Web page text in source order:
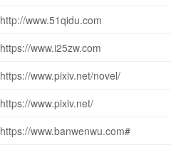
http://www.51qidu.com
https://www.i25zw.com
https://www.pixiv.net/novel/
https://www.pixiv.net/
https://www.banwenwu.com#